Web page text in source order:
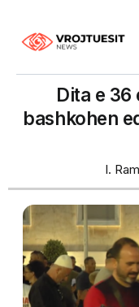
Dita e
bashkohen
I.